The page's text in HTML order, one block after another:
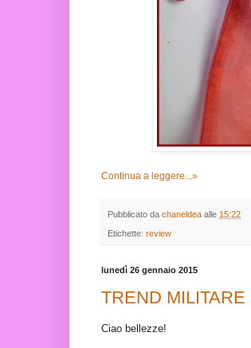
Continua a leggere...»
Pubblicato da chaneldea alle 15:22
Etichette: review
lunedì 26 gennaio 2015
TREND MILITARE
Ciao bellezze!